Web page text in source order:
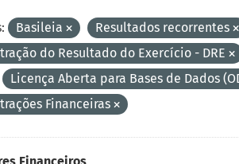
Basileia
Resultados recorrentes
do Resultado do Exercício - DRE
Licença Aberta para Bases de Dados
Financeiras